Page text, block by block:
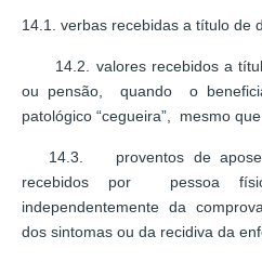
14.1. verbas recebidas a título de
14.2. valores recebidos a
ou pensão, quando o
patológico “cegueira”, mesmo
14.3. proventos de
recebidos por pessoa
independentemente da
dos sintomas ou da recidiva da